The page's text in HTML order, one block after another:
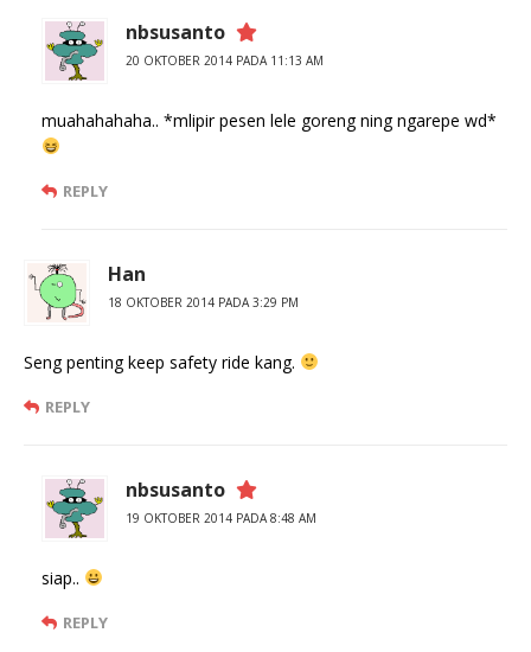
nbsusanto
20 OKTOBER 2014 PADA 11:13 AM
muahahahaha.. *mlipir pesen lele goreng ning ngarepe wd*
REPLY
Han
18 OKTOBER 2014 PADA 3:29 PM
Seng penting keep safety ride kang.
REPLY
nbsusanto
19 OKTOBER 2014 PADA 8:48 AM
siap..
REPLY